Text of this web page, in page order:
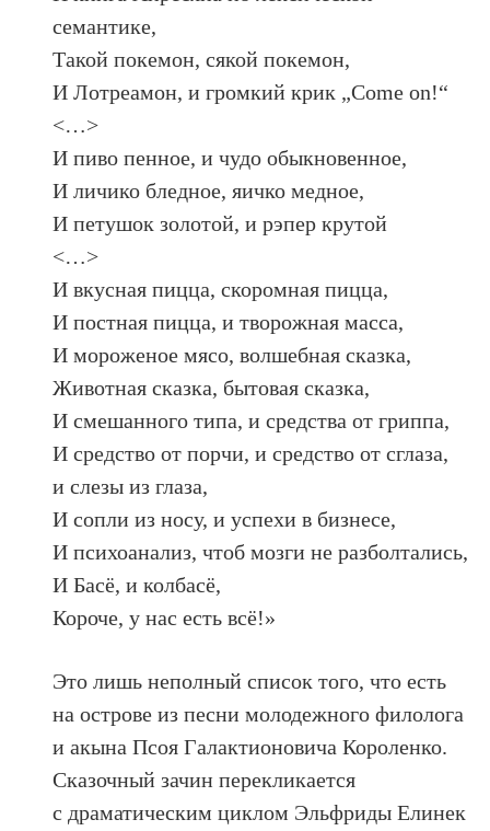
семантике,
Такой покемон, сякой покемон,
И Лотреамон, и громкий крик „Come on!“
<…>
И пиво пенное, и чудо обыкновенное,
И личико бледное, яичко медное,
И петушок золотой, и рэпер крутой
<…>
И вкусная пицца, скоромная пицца,
И постная пицца, и творожная масса,
И мороженое мясо, волшебная сказка,
Животная сказка, бытовая сказка,
И смешанного типа, и средства от гриппа,
И средство от порчи, и средство от сглаза,
и слезы из глаза,
И сопли из носу, и успехи в бизнесе,
И психоанализ, чтоб мозги не разболтались,
И Басё, и колбасё,
Короче, у нас есть всё!»
Это лишь неполный список того, что есть
на острове из песни молодежного филолога
и акына Псоя Галактионовича Короленко.
Сказочный зачин перекликается
с драматическим циклом Эльфриды Елинек